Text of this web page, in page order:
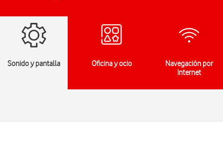
Sonido y pantalla Oficina y ocio
Navegación por
Internet